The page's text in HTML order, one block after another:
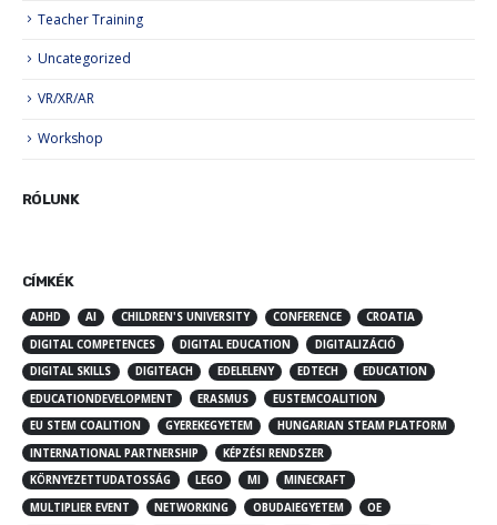
Teacher Training
Uncategorized
VR/XR/AR
Workshop
RÓLUNK
CÍMKÉK
ADHD AI CHILDREN'S UNIVERSITY CONFERENCE
CROATIA
DIGITAL COMPETENCES
DIGITAL EDUCATION
DIGITALIZÁCIÓ
DIGITAL SKILLS
DIGITEACH EDELELENY EDTECH
EDUCATION
EDUCATIONDEVELOPMENT
ERASMUS
EUSTEMCOALITION
EU STEM COALITION
GYEREKEGYETEM
HUNGARIAN STEAM PLATFORM
INTERNATIONAL PARTNERSHIP
KÉPZÉSI RENDSZER
KÖRNYEZETTUDATOSSÁG
LEGO MI
MINECRAFT
MULTIPLIER EVENT
NETWORKING OBUDAIEGYETEM
OE